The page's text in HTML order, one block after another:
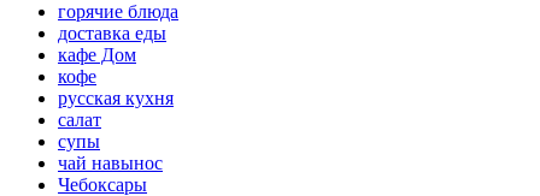
горячие блюда
доставка еды
кафе Дом
кофе
русская кухня
салат
супы
чай навынос
Чебоксары